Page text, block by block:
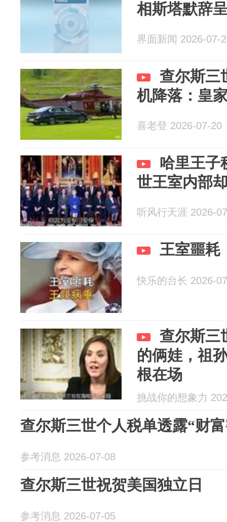
相斯塔默辞
界面新闻 2026-07-
查尔斯三
机降落：皇
喜老登 2026-07-20
哈里王子
世王室内部
听风行天涯 2026-
王室噩耗
快乐的台长 2026-
查尔斯三
的俩娃，祖
根在场
挑战你的想象力
查尔斯三世个人税单透露“财
参考消息 2026-07-08
查尔斯三世祝贺美国独立日
参考消息 2026-07-05